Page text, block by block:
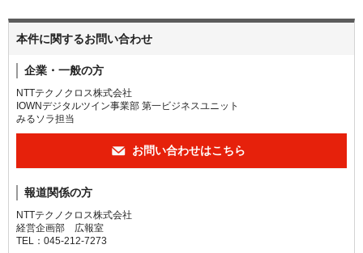
本件に関するお問い合わせ
企業・一般の方
NTTテクノクロス株式会社
IOWNデジタルツイン事業部 第一ビジネスユニット
みるソラ担当
お問い合わせはこちら
報道関係の方
NTTテクノクロス株式会社
経営企画部 広報室
TEL：045-212-7273